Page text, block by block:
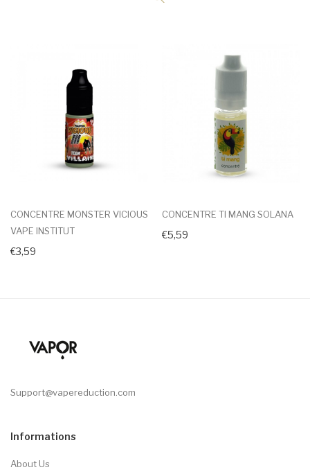
CONCENTRE MONSTER VICIOUS
VAPE INSTITUT
€3,59
CONCENTRE TI MANG SOLANA
€5,59
Support@vapereduction.com
Informations
About Us